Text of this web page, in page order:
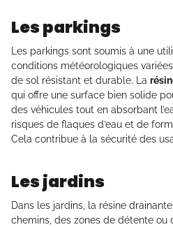
Les parkings
Les parkings sont soumis à une
conditions météorologiques
de sol résistant et durable. La
qui offre une surface bien solide
des véhicules tout en absorbant
risques de flaques d’eau et de
Cela contribue à la sécurité des
Les jardins
Dans les jardins, la résine
chemins, des zones de détente ou